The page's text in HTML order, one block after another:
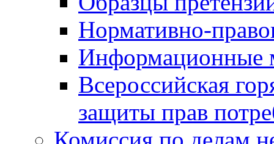
Нормативно-
Информационные
Всероссийская
защиты прав